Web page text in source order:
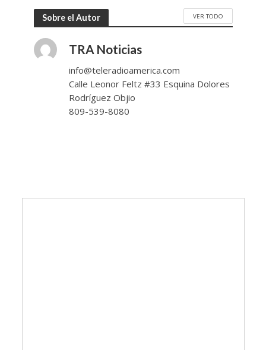
Sobre el Autor VER TODO
TRA Noticias
info@teleradioamerica.com
Calle Leonor Feltz #33 Esquina Dolores
Rodríguez Objio
809-539-8080